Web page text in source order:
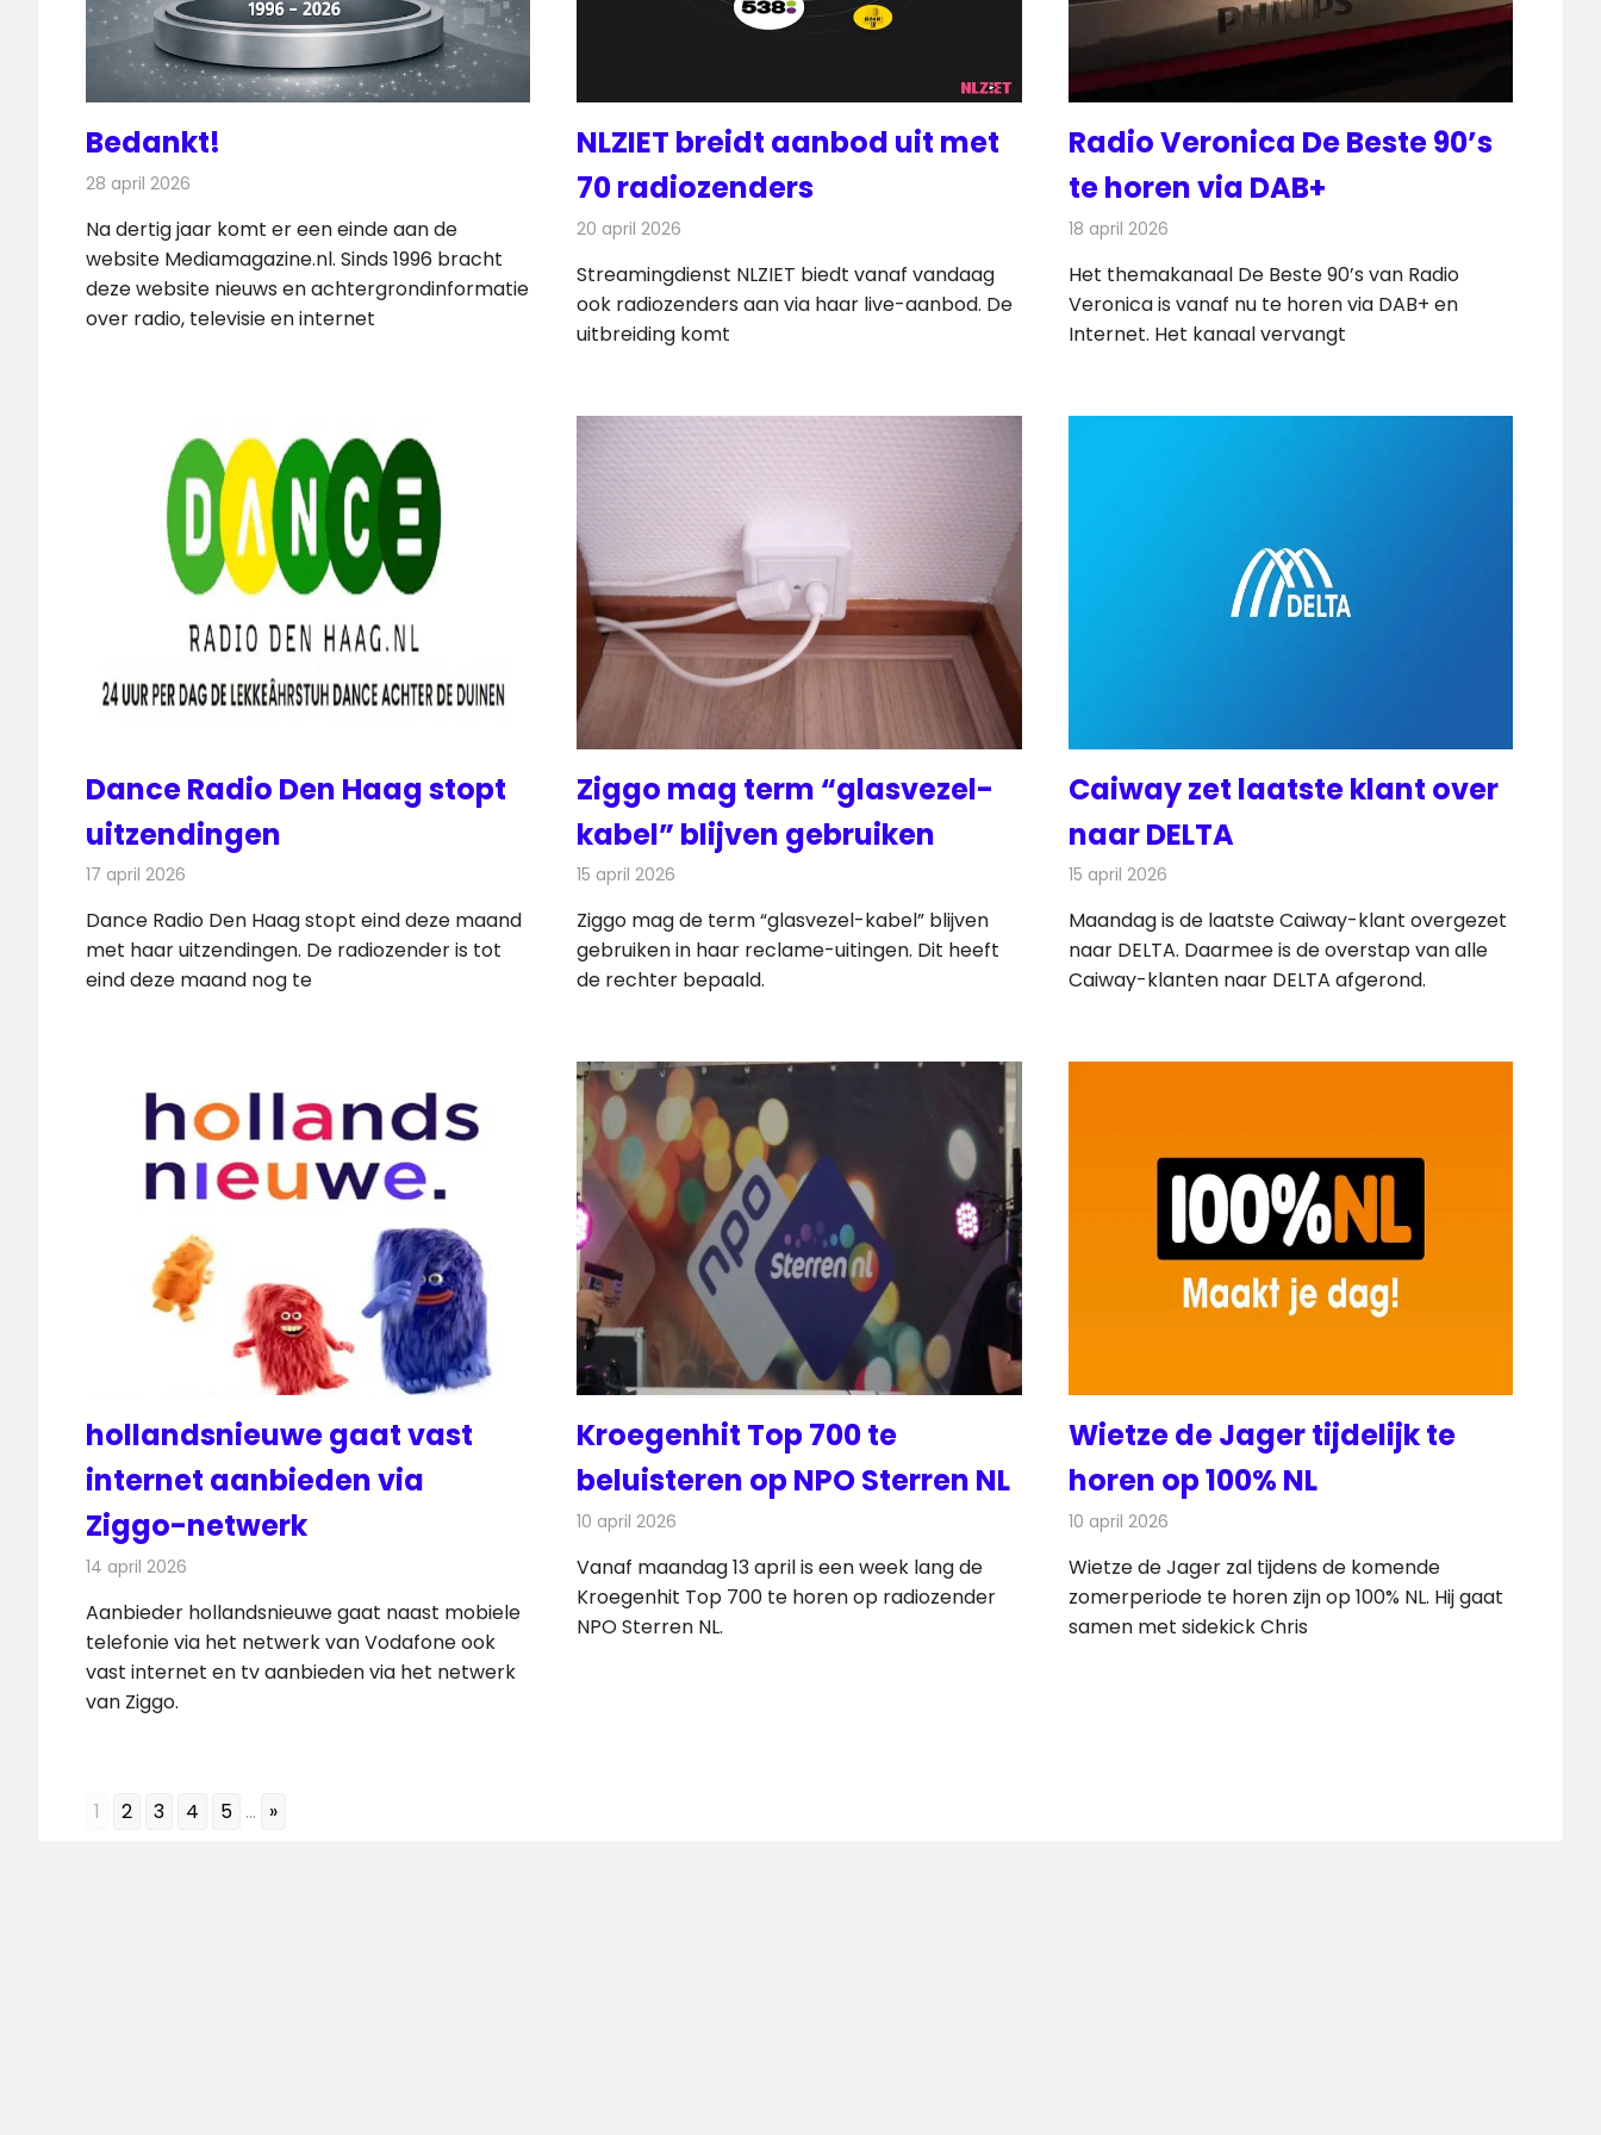
Bedankt!
28 april 2026
Na dertig jaar komt er een einde aan de
website Mediamagazine.nl. Sinds 1996 bracht
deze website nieuws en achtergrondinformatie
over radio, televisie en internet
NLZIET breidt aanbod uit met
70 radiozenders
20 april 2026
Streamingdienst NLZIET biedt vanaf vandaag
ook radiozenders aan via haar live-aanbod. De
uitbreiding komt
Radio Veronica De Beste 90’s
te horen via DAB+
18 april 2026
Het themakanaal De Beste 90’s van Radio
Veronica is vanaf nu te horen via DAB+ en
Internet. Het kanaal vervangt
Dance Radio Den Haag stopt
uitzendingen
17 april 2026
Dance Radio Den Haag stopt eind deze maand
met haar uitzendingen. De radiozender is tot
eind deze maand nog te
Ziggo mag term “glasvezel-
kabel” blijven gebruiken
15 april 2026
Ziggo mag de term “glasvezel-kabel” blijven
gebruiken in haar reclame-uitingen. Dit heeft
de rechter bepaald.
Caiway zet laatste klant over
naar DELTA
15 april 2026
Maandag is de laatste Caiway-klant overgezet
naar DELTA. Daarmee is de overstap van alle
Caiway-klanten naar DELTA afgerond.
hollandsnieuwe gaat vast
internet aanbieden via
Ziggo-netwerk
14 april 2026
Aanbieder hollandsnieuwe gaat naast mobiele
telefonie via het netwerk van Vodafone ook
vast internet en tv aanbieden via het netwerk
van Ziggo.
Kroegenhit Top 700 te
beluisteren op NPO Sterren NL
10 april 2026
Vanaf maandag 13 april is een week lang de
Kroegenhit Top 700 te horen op radiozender
NPO Sterren NL.
Wietze de Jager tijdelijk te
horen op 100% NL
10 april 2026
Wietze de Jager zal tijdens de komende
zomerperiode te horen zijn op 100% NL. Hij gaat
samen met sidekick Chris
1 2 3 4 5 ... »